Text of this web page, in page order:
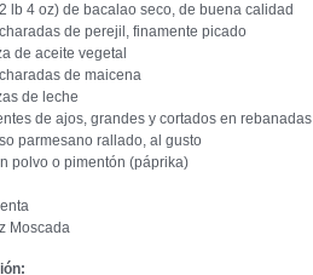
lb 4 oz) de bacalao seco, de buena calidad
de perejil, finamente picado
de aceite vegetal
de maicena
de leche
de ajos, grandes y cortados en rebanadas
parmesano rallado, al gusto
polvo o pimentón (páprika)
Moscada